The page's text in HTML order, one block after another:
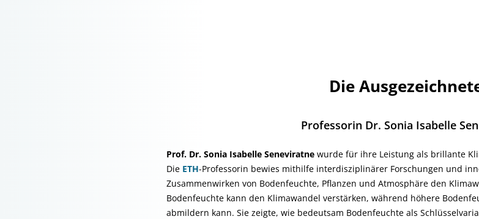
Die
Professorin Dr. Sonia Isabelle
Prof. Dr. Sonia Isabelle Seneviratne wurde für ihre Leistung als brillante
Die ETH-Professorin bewies mithilfe interdisziplinärer Forschungen und
Zusammenwirken von Bodenfeuchte, Pflanzen und Atmosphäre den
Bodenfeuchte kann den Klimawandel verstärken, während höhere
abmildern kann. Sie zeigte, wie bedeutsam Bodenfeuchte als